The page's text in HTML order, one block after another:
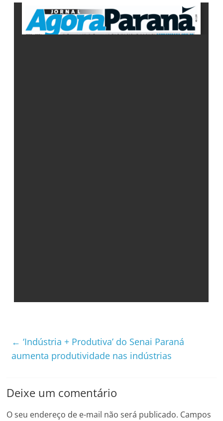
← ‘Indústria + Produtiva’ do Senai Paraná
aumenta produtividade nas indústrias
Deixe um comentário
O seu endereço de e-mail não será publicado. Campos